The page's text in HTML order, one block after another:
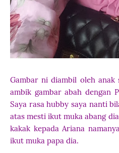
Gambar ni diambil oleh anak
ambik gambar abah dengan
Saya rasa hubby saya nanti
atas mesti ikut muka abang
kakak kepada Ariana
ikut muka papa dia.